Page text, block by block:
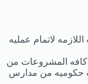
لاتمام عمليه
كافه المشروعات من
حكوميه من مدارس